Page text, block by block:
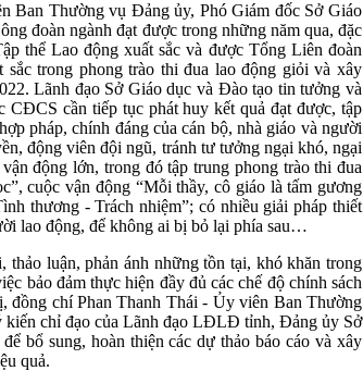
Ban Thường vụ Đảng ủy, Phó Giám đốc Sở Giáo
đoàn ngành đạt được trong những năm qua, đặc
thể Lao động xuất sắc và được Tổng Liên đoàn
trong phong trào thi đua lao động giỏi và xây
Lãnh đạo Sở Giáo dục và Đào tạo tin tưởng và
CĐCS cần tiếp tục phát huy kết quả đạt được, tập
pháp, chính đáng của cán bộ, nhà giáo và người
động viên đội ngũ, tránh tư tưởng ngại khó, ngại
động lớn, trong đó tập trung phong trào thi đua
cuộc vận động “Mỗi thầy, cô giáo là tấm gương
thương - Trách nhiệm”; có nhiều giải pháp thiết
lao động, để không ai bị bỏ lại phía sau…
luận, phản ánh những tồn tại, khó khăn trong
bảo đảm thực hiện đầy đủ các chế độ chính sách
chí Phan Thanh Thái - Ủy viên Ban Thường
chỉ đạo của Lãnh đạo LĐLĐ tỉnh, Đảng ủy Sở
bổ sung, hoàn thiện các dự thảo báo cáo và xây
quả.